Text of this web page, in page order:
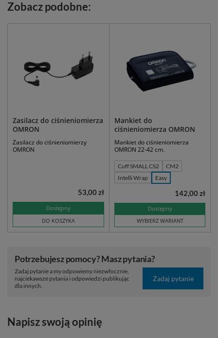
Zobacz podobne:
Zasilacz do ciśnieniomierza
OMRON
Zasilacz do ciśnieniomierzy
OMRON
Dostępny
DO KOSZYKA
53,00 zł
Mankiet do
ciśnieniomierza OMRON
Mankiet do ciśnieniomierza
OMRON 22-42 cm.
Cuff SMALL CS2
CM2
Intelli Wrap
Easy
Dostępny
WYBIERZ WARIANT
142,00 zł
Potrzebujesz pomocy? Masz pytania?
Zadaj pytanie a my odpowiemy niezwłocznie,
najciekawsze pytania i odpowiedzi publikując
dla innych.
Zadaj pytanie
Napisz swoją opinię